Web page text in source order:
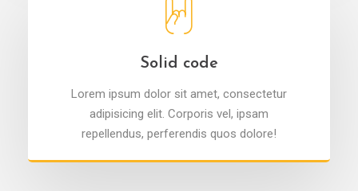
Solid code
Lorem ipsum dolor sit amet, consectetur
adipisicing elit. Corporis vel, ipsam
repellendus, perferendis quos dolore!